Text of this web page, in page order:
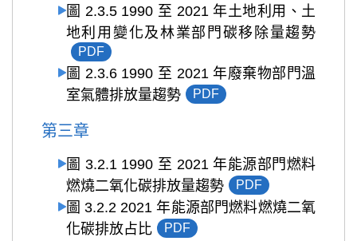
圖 2.3.5 1990 至 2021 年土地利用、土
地利用變化及林業部門碳移除量趨勢
PDF
圖 2.3.6 1990 至 2021 年廢棄物部門溫
室氣體排放量趨勢
PDF
第三章
圖 3.2.1 1990 至 2021 年能源部門燃料
燃燒二氧化碳排放量趨勢
PDF
圖 3.2.2 2021 年能源部門燃料燃燒二氧
化碳排放占比
PDF